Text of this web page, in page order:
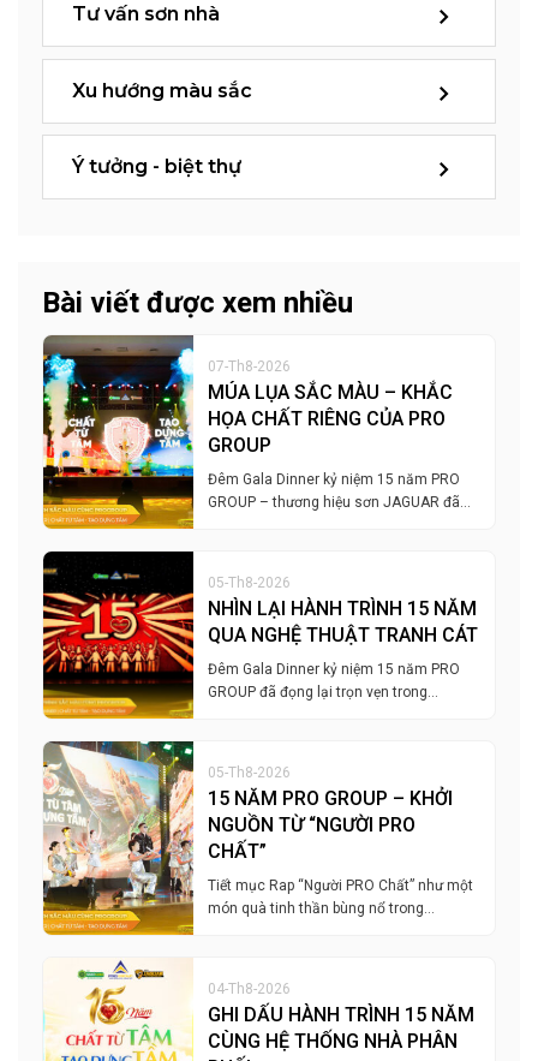
Tư vấn sơn nhà
Xu hướng màu sắc
Ý tưởng - biệt thự
Bài viết được xem nhiều
07-Th8-2026
MÚA LỤA SẮC MÀU – KHẮC
HỌA CHẤT RIÊNG CỦA PRO
GROUP
Đêm Gala Dinner kỷ niệm 15 năm PRO
GROUP – thương hiệu sơn JAGUAR đã…
05-Th8-2026
NHÌN LẠI HÀNH TRÌNH 15 NĂM
QUA NGHỆ THUẬT TRANH CÁT
Đêm Gala Dinner kỷ niệm 15 năm PRO
GROUP đã đọng lại trọn vẹn trong…
05-Th8-2026
15 NĂM PRO GROUP – KHỞI
NGUỒN TỪ “NGƯỜI PRO
CHẤT”
Tiết mục Rap “Người PRO Chất” như một
món quà tinh thần bùng nổ trong…
04-Th8-2026
GHI DẤU HÀNH TRÌNH 15 NĂM
CÙNG HỆ THỐNG NHÀ PHÂN